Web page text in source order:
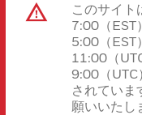
このサイト
7:00（EST
5:00（EST
11:00（
9:00（UTC
されていま
願いいたし